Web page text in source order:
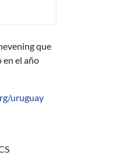
que
el año
uruguay